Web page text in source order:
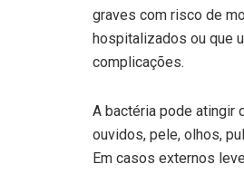
graves com risco de
hospitalizados ou que
complicações.
A bactéria pode atingir
ouvidos, pele, olhos,
Em casos externos